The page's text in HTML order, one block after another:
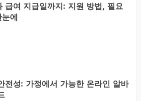
급여 지급일까지: 지원 방법, 필요
에
전성: 가정에서 가능한 온라인 알바